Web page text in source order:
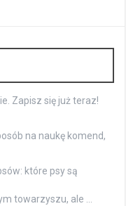
Zapisz się już teraz!
na naukę komend,
które psy są
towarzyszu, ale …